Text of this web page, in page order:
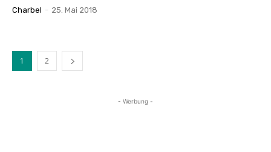
Charbel - 25. Mai 2018
1 2
- Werbung -